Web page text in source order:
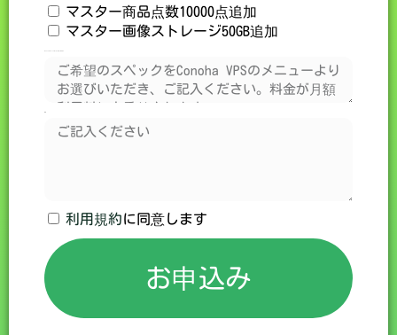
マスター商品点数10000点追加
マスター画像ストレージ50GB追加
利用規約に同意します
お申込み